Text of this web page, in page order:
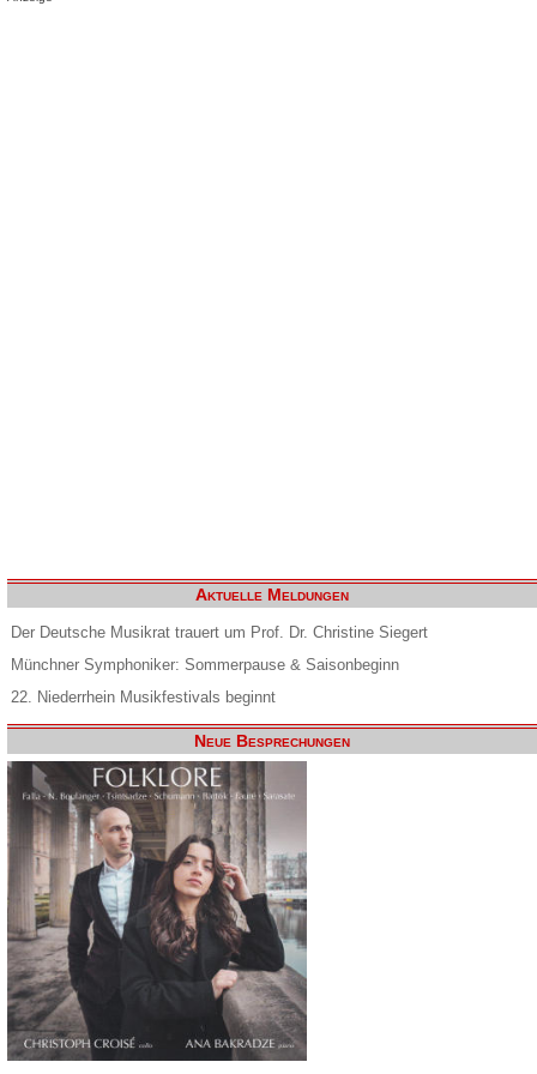
Aktuelle Meldungen
Der Deutsche Musikrat trauert um Prof. Dr. Christine Siegert
Münchner Symphoniker: Sommerpause & Saisonbeginn
22. Niederrhein Musikfestivals beginnt
Neue Besprechungen